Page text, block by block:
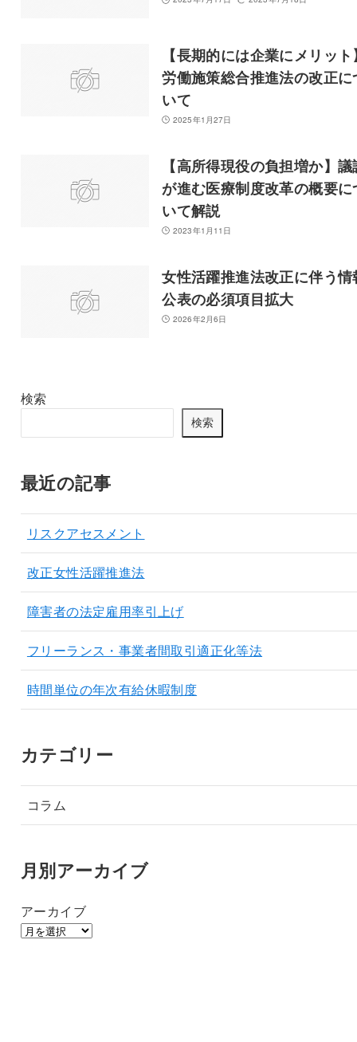
【長期的には企業にメリット
労働施策総合推進法の改正に
いて
2025年1月27日
【高所得現役の負担増か】議
が進む医療制度改革の概要に
いて解説
2023年1月11日
女性活躍推進法改正に伴う情
公表の必須項目拡大
2026年2月6日
検索
検索
最近の記事
リスクアセスメント
改正女性活躍推進法
障害者の法定雇用率引上げ
フリーランス・事業者間取引適正化等法
時間単位の年次有給休暇制度
カテゴリー
コラム
月別アーカイブ
アーカイブ